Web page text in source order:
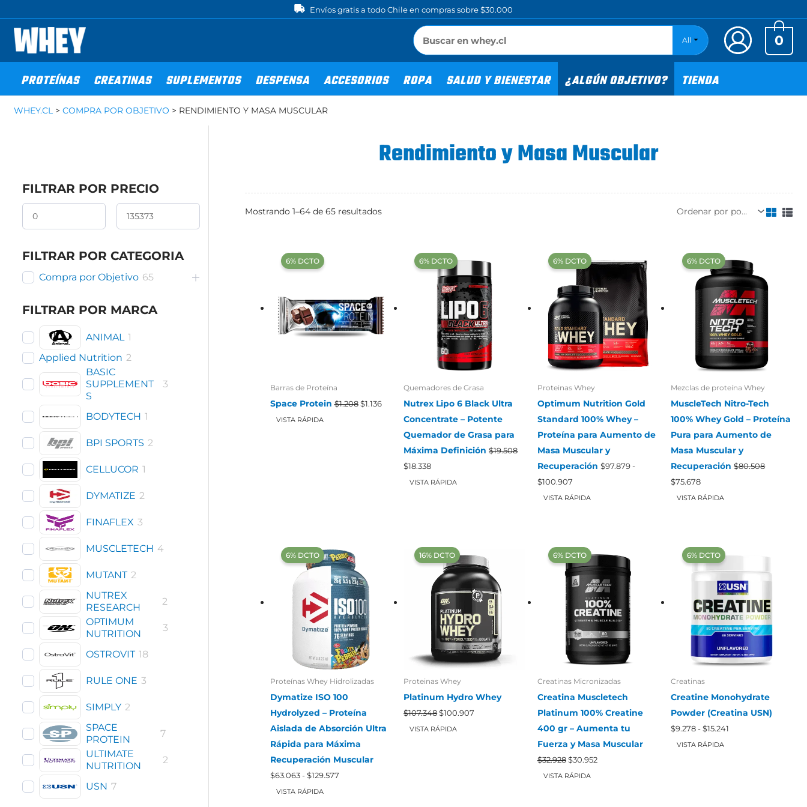
contenido
Envíos gratis a todo Chile en compras sobre $30.000
All 0
PROTEÍNAS CREATINAS SUPLEMENTOS DESPENSA ACCESORIOS ROPA SALUD Y BIENESTAR ¿ALGÚN OBJETIVO? TIENDA
WHEY.CL> COMPRA POR OBJETIVO > RENDIMIENTO Y MASA MUSCULAR
FILTRAR POR PRECIO
FILTRAR POR CATEGORIA
Compra por Objetivo 65
FILTRAR POR MARCA
ANIMAL 1
Applied Nutrition 2
BASIC
SUPPLEMENT
S
3
BODYTECH 1
BPI SPORTS 2
CELLUCOR 1
DYMATIZE 2
FINAFLEX 3
MUSCLETECH 4
MUTANT 2
NUTREX
RESEARCH
2
OPTIMUM
NUTRITION
3
OSTROVIT 18
RULE ONE 3
SIMPLY 2
SPACE
PROTEIN
7
ULTIMATE
NUTRITION
2
USN 7
Rendimiento y Masa Muscular
Mostrando 1–64 de 65 resultadosOrdenado
‍6% DCTO‍‍
Barras de Proteína
Space Protein $1.208 El
precio
$1.136El
precio
actual
$1.136.
VISTA RÁPIDA
‍6% DCTO‍‍
Quemadores de Grasa
Nutrex Lipo 6 Black Ultra
Concentrate – Potente
Quemador de Grasa para
Máxima Definición $19.508
El
precio
original
$18.338
actual
VISTA RÁPIDA
‍6% DCTO‍‍
Proteinas Whey
Optimum Nutrition Gold
Standard 100% Whey –
Proteína para Aumento de
Masa Muscular y
Recuperación $97.879 -
$100.907Rango
precios:
VISTA RÁPIDA
‍6% DCTO‍‍
Mezclas de proteína Whey
MuscleTech Nitro-Tech
100% Whey Gold – Proteína
Pura para Aumento de
Masa Muscular y
Recuperación $80.508
El
precio
original
$75.678
actual
VISTA RÁPIDA
‍6% DCTO‍‍
Proteínas Whey Hidrolizadas
Dymatize ISO 100
Hydrolyzed – Proteína
Aislada de Absorción Ultra
Rápida para Máxima
Recuperación Muscular
$63.063 - $129.577Rango
VISTA RÁPIDA
‍16% DCTO‍‍
Proteinas Whey
Platinum Hydro Whey
$107.348 El
precio
original
$100.907
VISTA RÁPIDA
‍6% DCTO‍‍
Creatinas Micronizadas
Creatina Muscletech
Platinum 100% Creatine
400 gr – Aumenta tu
Fuerza y Masa Muscular
$32.928 El
precio
original
$30.952El
precio
VISTA RÁPIDA
‍6% DCTO‍‍
Creatinas
Creatine Monohydrate
Powder (Creatina USN)
$9.278 - $15.241
VISTA RÁPIDA